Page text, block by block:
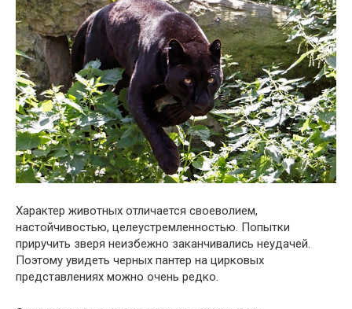
Характер животных отличается своеволием,
настойчивостью, целеустремленностью. Попытки
приручить зверя неизбежно заканчивались неудачей.
Поэтому увидеть черных пантер на цирковых
представлениях можно очень редко.